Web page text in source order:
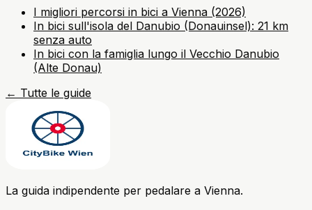
I migliori percorsi in bici a Vienna (2026)
In bici sull'isola del Danubio (Donauinsel): 21 km
senza auto
In bici con la famiglia lungo il Vecchio Danubio
(Alte Donau)
← Tutte le guide
La guida indipendente per pedalare a Vienna.